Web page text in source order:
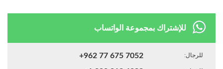
للإشتراك بمجموعة الواتساب
للرجال: +962 77 675 7052